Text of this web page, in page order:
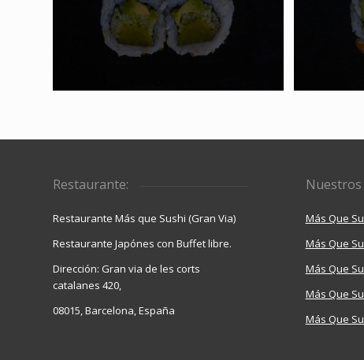
Restaurante:
Restaurante Más que Sushi (Gran Via)
Restaurante Japónes con Buffet libre.
Dirección: Gran via de les corts
catalanes 420,
08015, Barcelona, España
Nuestros
Más Que
Más Que
Más Que
Más Que
Más Que